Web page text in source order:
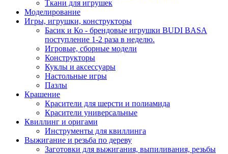
Ткани для игрушек
Моделирование
Игры, игрушки, конструкторы
Басик и Ко - брендовые игрушки BUDI BASA
поступление 1-2 раза в неделю.
Игровые, сборные модели
Конструкторы
Куклы и аксессуары
Настольные игры
Пазлы
Крашение
Красители для шерсти и полиамида
Красители универсальные
Квиллинг и оригами
Инструменты для квиллинга
Выжигание и резьба по дереву
Заготовки для выжигания, выпиливания, резьбы